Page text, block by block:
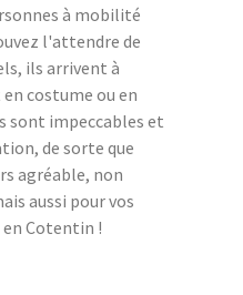
à mobilité
l'attendre de
ils arrivent à
costume ou en
sont impeccables et
de sorte que
agréable, non
aussi pour vos
Cotentin !